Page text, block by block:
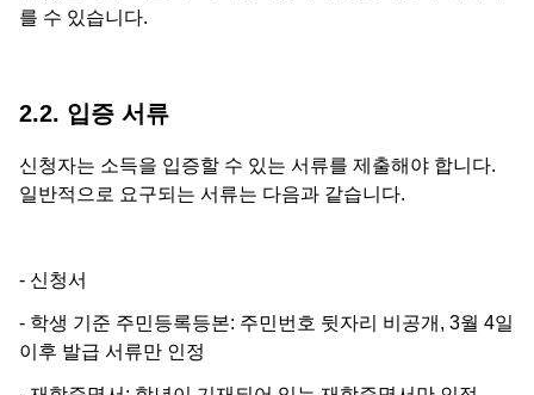
를 수 있습니다.
2.2. 입증 서류
신청자는 소득을 입증할 수 있는 서류를 제출해야 합니다.
일반적으로 요구되는 서류는 다음과 같습니다.
- 신청서
- 학생 기준 주민등록등본: 주민번호 뒷자리 비공개, 3월 4일
이후 발급 서류만 인정